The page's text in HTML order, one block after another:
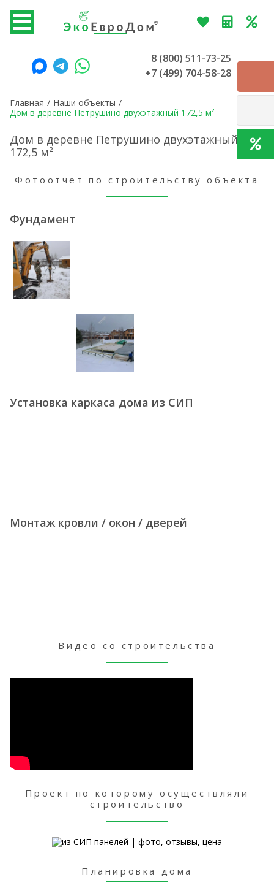
8 (800) 511-73-25
+7 (499) 704-58-28
Главная / Наши объекты /
Дом в деревне Петрушино двухэтажный 172,5 м²
Дом в деревне Петрушино двухэтажный
172,5 м²
Фотоотчет по строительству объекта
Фундамент
Установка каркаса дома из СИП
Монтаж кровли / окон / дверей
Видео со строительства
Проект по которому осуществляли
строительство
Планировка дома